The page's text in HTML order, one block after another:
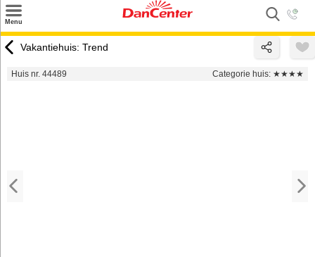
Menu
Inspiratie
Vakantiehuis: Trend
Huis nr. 44489 Categorie huis: ★★★★